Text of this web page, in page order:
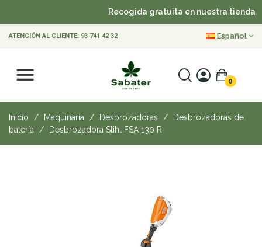
Recogida gratuita en nuestra tienda
ATENCIÓN AL CLIENTE: 93 741 42 32 Español
0
Inicio Maquinaria Desbrozadoras
Desbrozadoras de
batería
Desbrozadora Stihl FSA 130 R